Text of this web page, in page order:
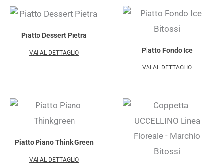
Piatto Dessert Pietra
VAI AL DETTAGLIO Piatto Fondo Ice
VAI AL DETTAGLIO
Piatto Piano Think Green
VAI AL DETTAGLIO